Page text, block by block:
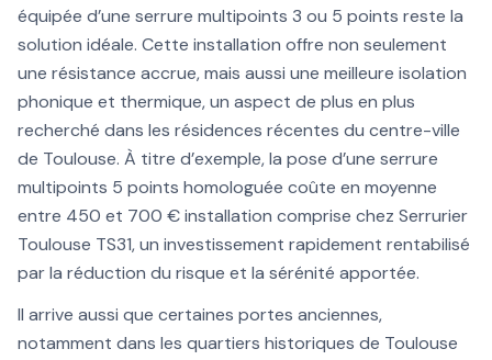
équipée d’une serrure multipoints 3 ou 5 points reste la
solution idéale. Cette installation offre non seulement
une résistance accrue, mais aussi une meilleure isolation
phonique et thermique, un aspect de plus en plus
recherché dans les résidences récentes du centre-ville
de Toulouse. À titre d’exemple, la pose d’une serrure
multipoints 5 points homologuée coûte en moyenne
entre 450 et 700 € installation comprise chez Serrurier
Toulouse TS31, un investissement rapidement rentabilisé
par la réduction du risque et la sérénité apportée.
Il arrive aussi que certaines portes anciennes,
notamment dans les quartiers historiques de Toulouse